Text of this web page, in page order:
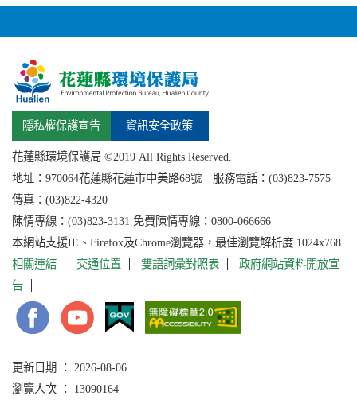
隱私權保護宣告 資訊安全政策
花蓮縣環境保護局 ©2019 All Rights Reserved.
地址： 970064花蓮縣花蓮市中美路68號 服務電話：(03)823-7575
傳真：(03)822-4320
陳情專線：(03)823-3131 免費陳情專線：0800-066666
本網站支援IE、Firefox及Chrome瀏覽器，最佳瀏覽解析度 1024x768
相關連結
交通位置 雙語詞彙對照表
政府網站資料開放宣
告
更新日期 ： 2026-08-06
瀏覽人次 ： 13090164